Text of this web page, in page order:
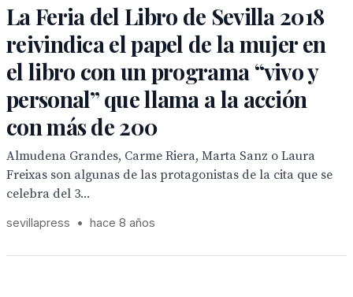
La Feria del Libro de Sevilla 2018
reivindica el papel de la mujer en
el libro con un programa “vivo y
personal” que llama a la acción
con más de 200
Almudena Grandes, Carme Riera, Marta Sanz o Laura
Freixas son algunas de las protagonistas de la cita que se
celebra del 3...
sevillapress • hace 8 años